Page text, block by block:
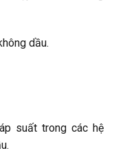
dầu.
suất trong các hệ